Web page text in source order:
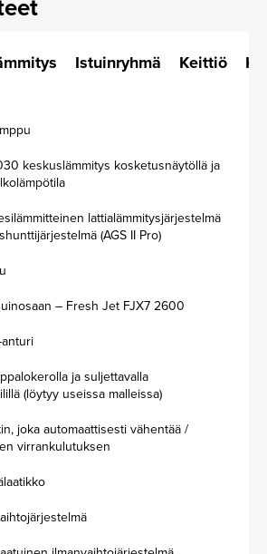
Istuinryhmä Keittiö
keskuslämmitys kosketusnäytöllä ja
lattialämmitysjärjestelmä
(AGS II Pro)
– Fresh Jet FJX7 2600
ja suljettavalla
(löytyy useissa malleissa)
joka automaattisesti vähentää /
virrankulutuksen